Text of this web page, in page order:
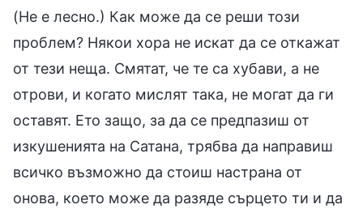
(Не е лесно.) Как може да се реши този
проблем? Някои хора не искат да се откажат
от тези неща. Смятат, че те са хубави, а не
отрови, и когато мислят така, не могат да ги
оставят. Ето защо, за да се предпазиш от
изкушенията на Сатана, трябва да направиш
всичко възможно да стоиш настрана от
онова, което може да разяде сърцето ти и да